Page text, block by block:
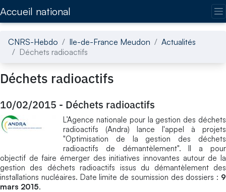
Accueil national
CNRS-Hebdo Ile-de-France Meudon
Actualités
Déchets radioactifs
Déchets radioactifs
10/02/2015 - Déchets radioactifs
L’Agence nationale pour la gestion des déchets
radioactifs (Andra) lance l'appel à projets
"Optimisation de la gestion des déchets
radioactifs de démantèlement". Il a pour
objectif de faire émerger des initiatives innovantes autour de la
gestion des déchets radioactifs issus du démantèlement des
installations nucléaires. Date limite de soumission des dossiers : 9
mars 2015.